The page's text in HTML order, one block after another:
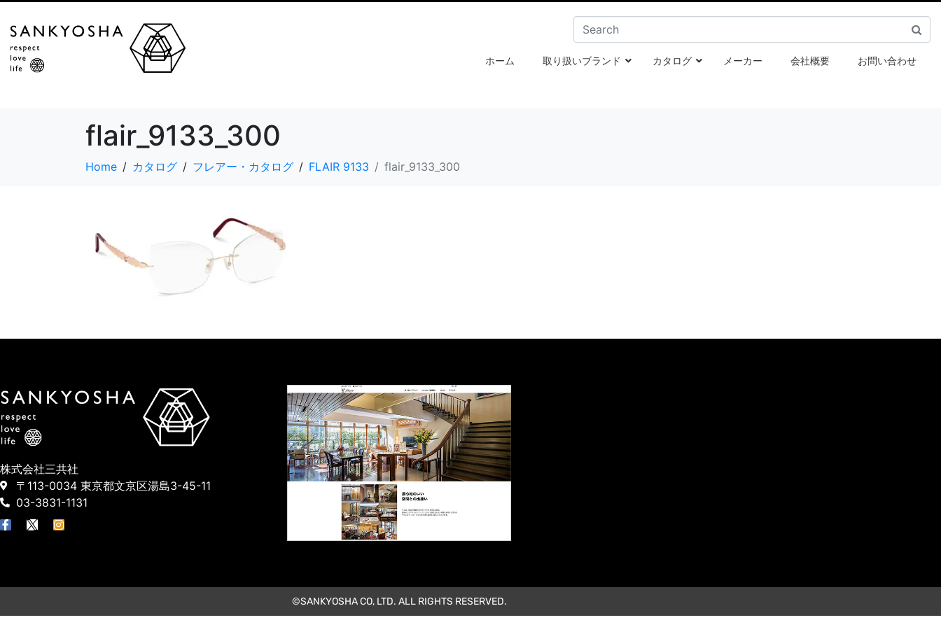
ホーム 取り扱いブランド カタログ メーカー 会社概要 お問い合わせ
flair_9133_300
Home カタログ フレアー・カタログ FLAIR 9133 flair_9133_300
株式会社三共社
〒113-0034 東京都文京区湯島3-45-11
03-3831-1131
©SANKYOSHA CO, LTD. ALL RIGHTS RESERVED.